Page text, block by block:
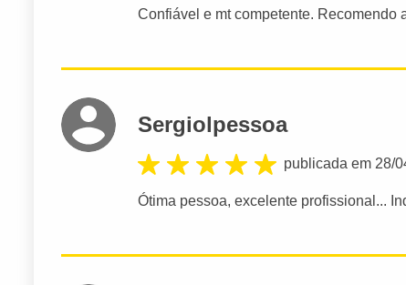
Confiável e mt competente. Recomendo
Sergiolpessoa
publicada em 28/
Ótima pessoa, excelente profissional...